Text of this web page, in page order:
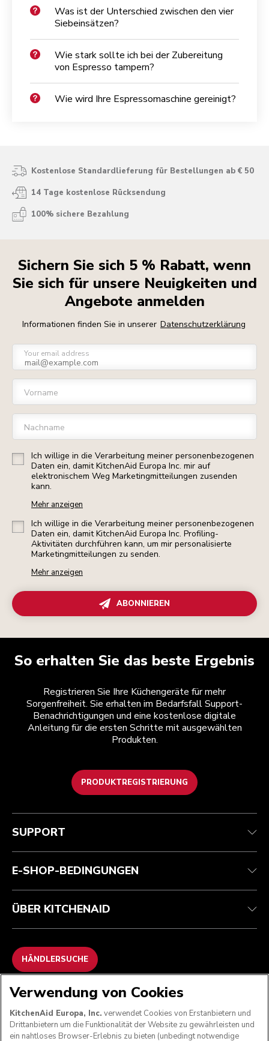
Was ist der Unterschied zwischen den vier
Siebeinsätzen?
Wie stark sollte ich bei der Zubereitung
von Espresso tampern?
Wie wird Ihre Espressomaschine gereinigt?
Kostenlose Standardlieferung für Bestellungen ab € 50
14 Tage kostenlose Rücksendung
100% sichere Bezahlung
Sichern Sie sich 5 % Rabatt, wenn
Sie sich für unsere Neuigkeiten und
Angebote anmelden
Informationen finden Sie in unserer Datenschutzerklärung
Your email address
Vorname
Nachname
Ich willige in die Verarbeitung meiner personenbezogenen
Daten ein, damit KitchenAid Europa Inc. mir auf
elektronischem Weg Marketingmitteilungen zusenden
kann.
Mehr anzeigen
Ich willige in die Verarbeitung meiner personenbezogenen
Daten ein, damit KitchenAid Europa Inc. Profiling-
Aktivitäten durchführen kann, um mir personalisierte
Marketingmitteilungen zu senden.
Mehr anzeigen
ABONNIEREN
So erhalten Sie das beste Ergebnis
Registrieren Sie Ihre Küchengeräte für mehr
Sorgenfreiheit. Sie erhalten im Bedarfsfall Support-
Benachrichtigungen und eine kostenlose digitale
Anleitung für die ersten Schritte mit ausgewählten
Produkten.
PRODUKTREGISTRIERUNG
Health Check
Verfolgen Sie Ihre Bestellung
Garantie und Dokumente
Häufig gestellte fragen
Teilnahmebedingungen
Rückgaben und Erstattungen
Impressum
ODR
Die Marke
Händlersuche
SUPPORT
E-SHOP-BEDINGUNGEN
ÜBER KITCHENAID
HÄNDLERSUCHE
WIR AKZEPTIEREN
Verwendung von Cookies
KitchenAid Europa, Inc. verwendet Cookies von Erstanbietern und
Drittanbietern um die Funktionalität der Website zu gewährleisten und
ein nahtloses Browser-Erlebnis zu bieten (unbedingt notwendige